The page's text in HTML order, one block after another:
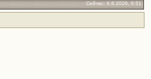
Сейчас: 6.8.2026, 6:51